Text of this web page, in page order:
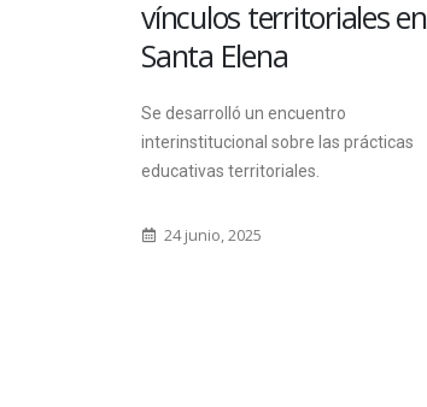
vínculos territoriales en
Santa Elena
Se desarrolló un encuentro
interinstitucional sobre las prácticas
educativas territoriales.
24 junio, 2025